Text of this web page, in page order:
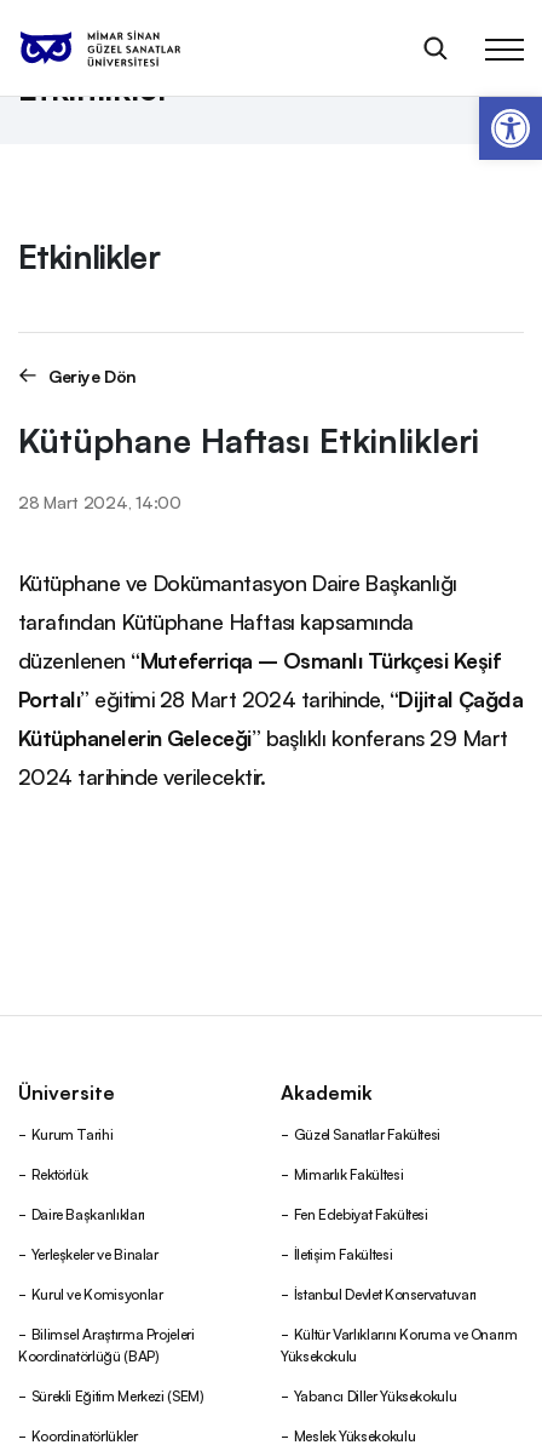
Anasayfa Etkinlikler Kütüphane Haftası Etkinlikleri
Etkinlikler
Etkinlikler
Geriye Dön
Kütüphane Haftası Etkinlikleri
28 Mart 2024, 14:00
Kütüphane ve Dokümantasyon Daire Başkanlığı
tarafından Kütüphane Haftası kapsamında
düzenlenen “Muteferriqa – Osmanlı Türkçesi Keşif
Portalı” eğitimi 28 Mart 2024 tarihinde, “Dijital Çağda
Kütüphanelerin Geleceği” başlıklı konferans 29 Mart
2024 tarihinde verilecektir.
Üniversite
Kurum Tarihi
Rektörlük
Daire Başkanlıkları
Yerleşkeler ve Binalar
Kurul ve Komisyonlar
Bilimsel Araştırma Projeleri
Koordinatörlüğü (BAP)
Sürekli Eğitim Merkezi (SEM)
Koordinatörlükler
Akademik
Güzel Sanatlar Fakültesi
Mimarlık Fakültesi
Fen Edebiyat Fakültesi
İletişim Fakültesi
İstanbul Devlet Konservatuvarı
Kültür Varlıklarını Koruma ve Onarım
Yüksekokulu
Yabancı Diller Yüksekokulu
Meslek Yüksekokulu